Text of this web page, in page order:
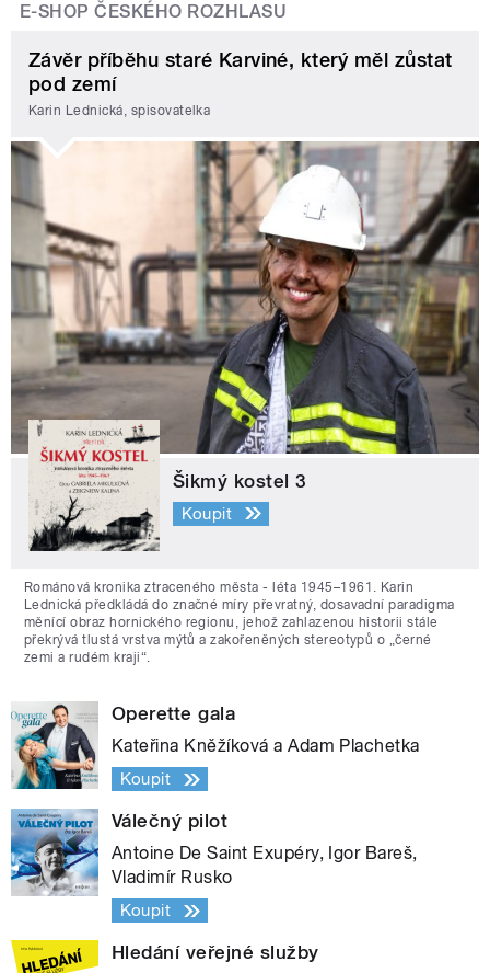
E-SHOP ČESKÉHO ROZHLASU
Závěr příběhu staré Karviné, který měl zůstat
pod zemí
Karin Lednická, spisovatelka
Šikmý kostel 3
Koupit
Románová kronika ztraceného města - léta 1945–1961. Karin
Lednická předkládá do značné míry převratný, dosavadní paradigma
měnící obraz hornického regionu, jehož zahlazenou historii stále
překrývá tlustá vrstva mýtů a zakořeněných stereotypů o „černé
zemi a rudém kraji“.
Operette gala
Kateřina Kněžíková a Adam Plachetka
Koupit
Válečný pilot
Antoine De Saint Exupéry, Igor Bareš,
Vladimír Rusko
Koupit
Hledání veřejné služby